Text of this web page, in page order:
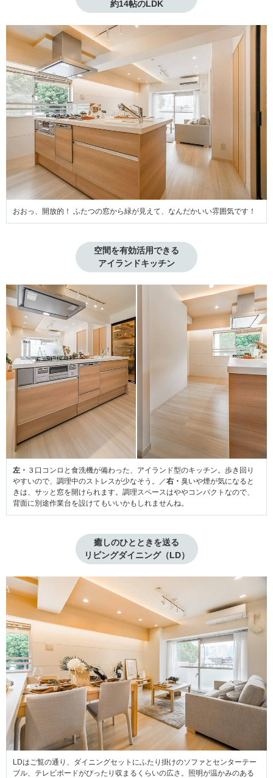
約14帖のLDK
おおっ、開放的！ ふたつの窓から緑が見えて、なんだかいい雰囲気です！
空間を有効活用できる
アイランドキッチン
左・ ３口コンロと食洗機が備わった、アイランド型のキッチン。歩き回り
やすいので、調理中のストレスが少なそう。／右・ 臭いや煙が気になると
きは、サッと窓を開けられます。調理スペースはややコンパクトなので、
背面に別途作業台を設けてもいいかもしれませんね。
癒しのひとときを送る
リビングダイニング（LD）
LDはご覧の通り、ダイニングセットにふたり掛けのソファとセンターテー
ブル、テレビボードがぴったり収まるくらいの広さ。照明が温かみのある